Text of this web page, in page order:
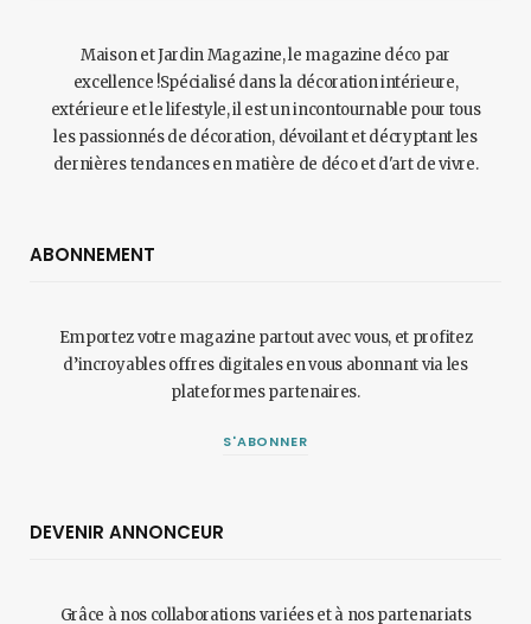
Maison et Jardin Magazine, le magazine déco par
excellence !Spécialisé dans la décoration intérieure,
extérieure et le lifestyle, il est un incontournable pour tous
les passionnés de décoration, dévoilant et décryptant les
dernières tendances en matière de déco et d'art de vivre.
ABONNEMENT
Emportez votre magazine partout avec vous, et profitez
d’incroyables offres digitales en vous abonnant via les
plateformes partenaires.
S'ABONNER
DEVENIR ANNONCEUR
Grâce à nos collaborations variées et à nos partenariats